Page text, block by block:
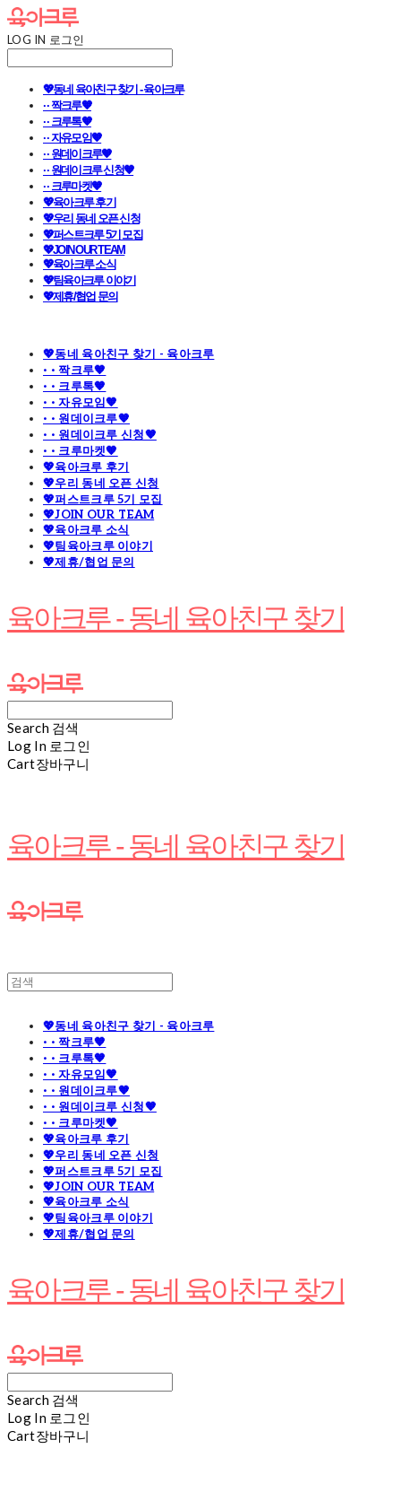
LOG IN 로그인
💖동네 육아친구 찾기 - 육아크루
· · 짝크루🧡
· · 크루톡🧡
· · 자유모임🧡
· · 원데이크루🧡
· · 원데이크루 신청🧡
· · 크루마켓🧡
💖육아크루 후기
💖우리 동네 오픈 신청
💖퍼스트크루 5기 모집
💖JOIN OUR TEAM
💖육아크루 소식
💖팀육아크루 이야기
💖제휴/협업 문의
💖동네 육아친구 찾기 - 육아크루
· · 짝크루🧡
· · 크루톡🧡
· · 자유모임🧡
· · 원데이크루🧡
· · 원데이크루 신청🧡
· · 크루마켓🧡
💖육아크루 후기
💖우리 동네 오픈 신청
💖퍼스트크루 5기 모집
💖JOIN OUR TEAM
💖육아크루 소식
💖팀육아크루 이야기
💖제휴/협업 문의
육아크루 - 동네 육아친구 찾기
Search 검색
Log In 로그인
Cart장바구니
육아크루 - 동네 육아친구 찾기
💖동네 육아친구 찾기 - 육아크루
· · 짝크루🧡
· · 크루톡🧡
· · 자유모임🧡
· · 원데이크루🧡
· · 원데이크루 신청🧡
· · 크루마켓🧡
💖육아크루 후기
💖우리 동네 오픈 신청
💖퍼스트크루 5기 모집
💖JOIN OUR TEAM
💖육아크루 소식
💖팀육아크루 이야기
💖제휴/협업 문의
육아크루 - 동네 육아친구 찾기
Search 검색
Log In 로그인
Cart장바구니